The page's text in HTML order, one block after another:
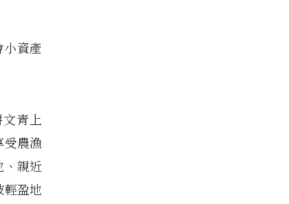
資產
青上
農漁
親近
輕盈地